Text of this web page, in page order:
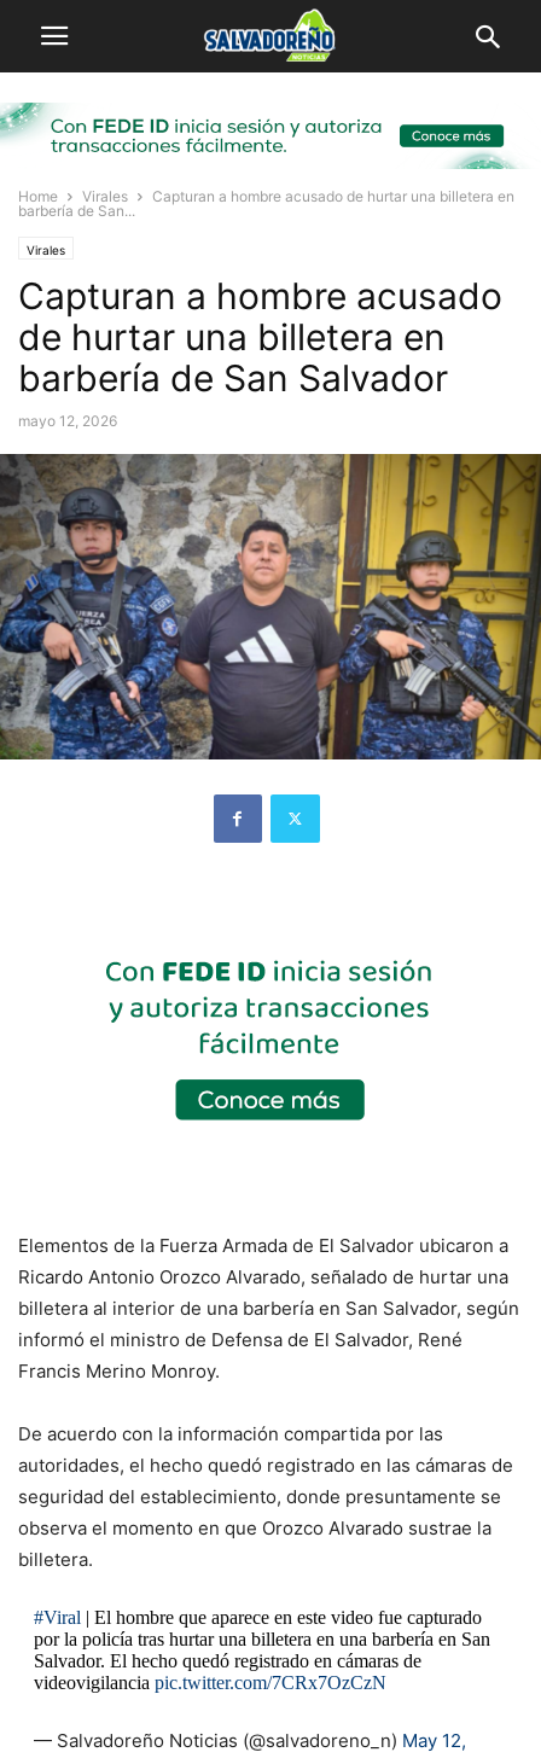
Home Virales
Capturan a hombre acusado de hurtar una billetera en
barbería de San...
Virales
Capturan a hombre acusado
de hurtar una billetera en
barbería de San Salvador
mayo 12, 2026
Elementos de la Fuerza Armada de El Salvador ubicaron a
Ricardo Antonio Orozco Alvarado, señalado de hurtar una
billetera al interior de una barbería en San Salvador, según
informó el ministro de Defensa de El Salvador, René
Francis Merino Monroy.
De acuerdo con la información compartida por las
autoridades, el hecho quedó registrado en las cámaras de
seguridad del establecimiento, donde presuntamente se
observa el momento en que Orozco Alvarado sustrae la
billetera.
#Viral | El hombre que aparece en este video fue capturado
por la policía tras hurtar una billetera en una barbería en San
Salvador. El hecho quedó registrado en cámaras de
videovigilancia pic.twitter.com/7CRx7OzCzN
— Salvadoreño Noticias (@salvadoreno_n) May 12,